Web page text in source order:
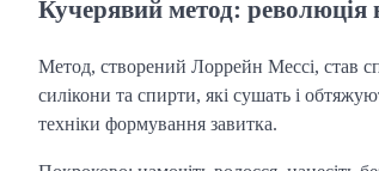
Кучерявий метод: революція
Метод, створений Лоррейн Мессі, став
силікони та спирти, які сушать і
техніки формування завитка.